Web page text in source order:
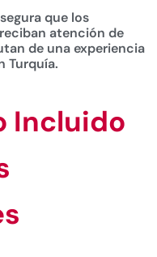
que los
atención de
de una experiencia
Turquía.
Incluido